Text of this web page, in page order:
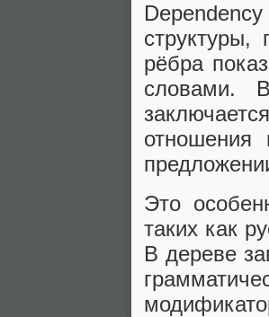
рёбра
словами.
Это
таких как
В дереве